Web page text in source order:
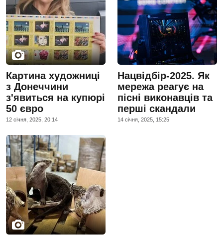
Картина художниці
з Донеччини
з'явиться на купюрі
50 євро
12 сiчня, 2025, 20:14
Нацвідбір-2025. Як
мережа реагує на
пісні виконавців та
перші скандали
14 сiчня, 2025, 15:25